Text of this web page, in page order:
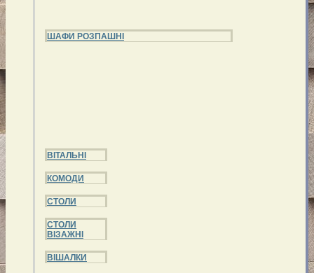
ШАФИ РОЗПАШНІ
ВІТАЛЬНІ
КОМОДИ
СТОЛИ
СТОЛИ
ВІЗАЖНІ
ВІШАЛКИ